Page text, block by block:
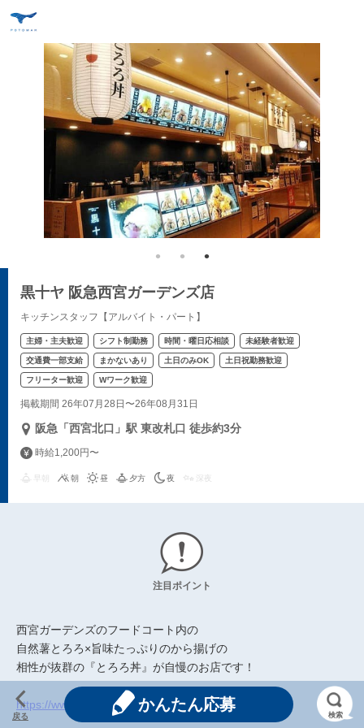
黒十ヤ 阪急西宮ガーデンズ店
キッチンスタッフ【アルバイト・パート】
主婦・主夫歓迎 シフト制勤務 時間・曜日応相談 未経験者歓迎
交通費一部支給 まかないあり 土日のみOK 土日祝勤務歓迎
フリーター歓迎 Wワーク歓迎
掲載期間 26年07月28日〜26年08月31日
阪急「西宮北口」駅 東改札口 徒歩約3分
時給1,200円〜
朝 昼 夕方 夜 深夜
注目ポイント
西宮ガーデンズのフードコート内の
自然薯とろろ×旨味たっぷりのから揚げの
相性が抜群の『とろろ丼』が自慢のお店です！
https://www.instagram.com/cocteau.jp/
戻る
かんたん応募
検索